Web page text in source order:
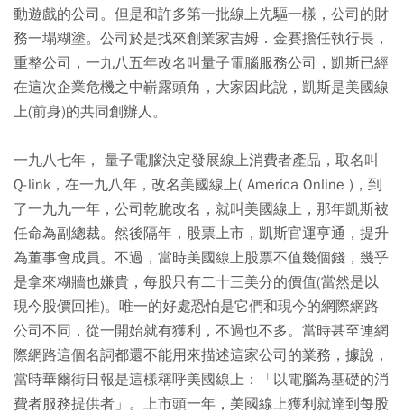
動遊戲的公司。但是和許多第一批線上先驅一樣，公司的財
務一塌糊塗。公司於是找來創業家吉姆．金賽擔任執行長，
重整公司，一九八五年改名叫量子電腦服務公司，凱斯已經
在這次企業危機之中嶄露頭角，大家因此說，凱斯是美國線
上(前身)的共同創辦人。
一九八七年， 量子電腦決定發展線上消費者產品，取名叫
Q-link，在一九八年，改名美國線上( America Online )，到
了一九九一年，公司乾脆改名，就叫美國線上，那年凱斯被
任命為副總裁。然後隔年，股票上市，凱斯官運亨通，提升
為董事會成員。不過，當時美國線上股票不值幾個錢，幾乎
是拿來糊牆也嫌貴，每股只有二十三美分的價值(當然是以
現今股價回推)。唯一的好處恐怕是它們和現今的網際網路
公司不同，從一開始就有獲利，不過也不多。當時甚至連網
際網路這個名詞都還不能用來描述這家公司的業務，據說，
當時華爾街日報是這樣稱呼美國線上：「以電腦為基礎的消
費者服務提供者」。上市頭一年，美國線上獲利就達到每股